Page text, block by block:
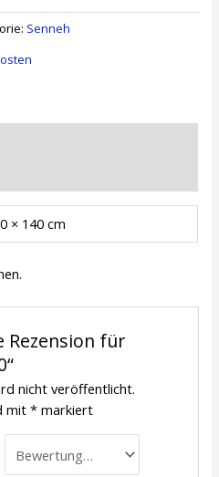
Senneh
× 140 cm
Rezension für
nicht veröffentlicht.
mit *markiert